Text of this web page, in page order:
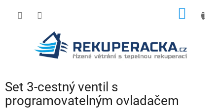
Set 3-cestný ventil s
programovatelným ovladačem